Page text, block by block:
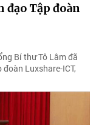
Tập đoàn
Bí thư Tô Lâm đã
Luxshare-ICT,